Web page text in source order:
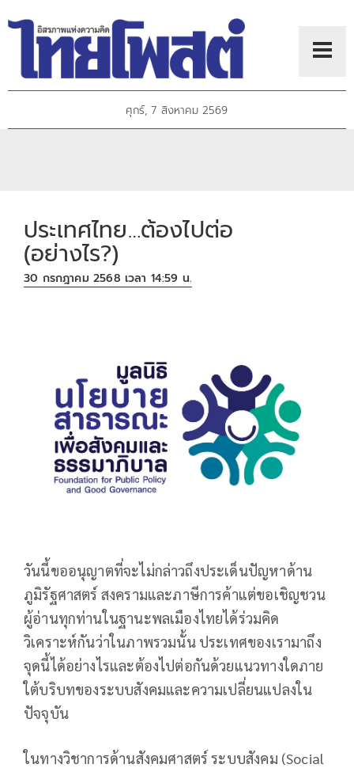
ศุกร์, 7 สิงหาคม 2569
ประเทศไทย…ต้องไปต่อ
(อย่างไร?)
30 กรกฎาคม 2568 เวลา 14:59 น.
วันนี้ขออนุญาตที่จะไม่กล่าวถึงประเด็นปัญหาด้าน
ภูมิรัฐศาสตร์ สงครามและภาษีการค้าแต่ขอเชิญชวน
ผู้อ่านทุกท่านในฐานะพลเมืองไทยได้ร่วมคิด
วิเคราะห์กันว่าในภาพรวมนั้น ประเทศของเรามาถึง
จุดนี้ได้อย่างไรและต้องไปต่อกันด้วยแนวทางใดภาย
ใต้บริบทของระบบสังคมและความเปลี่ยนแปลงใน
ปัจจุบัน
ในทางวิชาการด้านสังคมศาสตร์ ระบบสังคม (Social